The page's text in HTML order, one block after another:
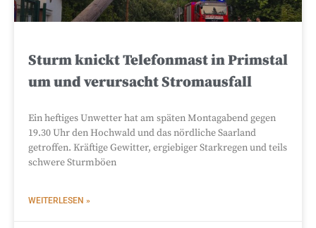
Sturm knickt Telefonmast in Primstal
um und verursacht Stromausfall
Ein heftiges Unwetter hat am späten Montagabend gegen
19.30 Uhr den Hochwald und das nördliche Saarland
getroffen. Kräftige Gewitter, ergiebiger Starkregen und teils
schwere Sturmböen
WEITERLESEN »